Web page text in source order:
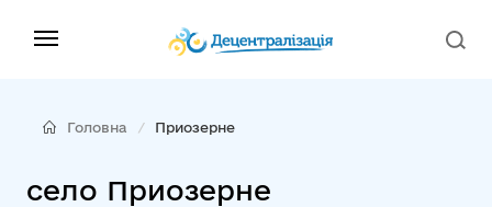
Головна Приозерне
село Приозерне